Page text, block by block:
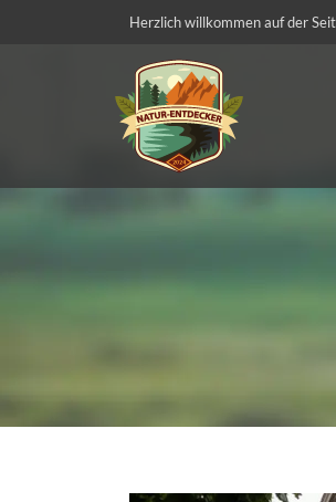
Herzlich willkommen auf der